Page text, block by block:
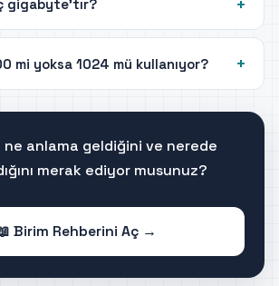
gigabyte'tır?
mi yoksa 1024 mü kullanıyor?
ne anlama geldiğini ve nerede
merak ediyor musunuz?
Birim Rehberini Aç →